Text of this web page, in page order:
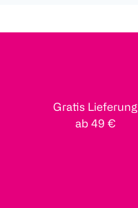
Gratis Lieferung
ab 49 €